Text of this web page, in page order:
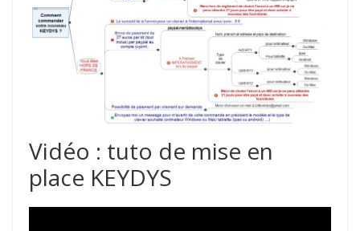
Vidéo : tuto de mise en
place KEYDYS